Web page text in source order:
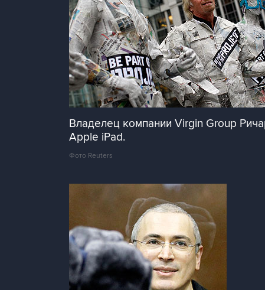
Владелец компании Virgin Group
Apple iPad.
Фото Reuters